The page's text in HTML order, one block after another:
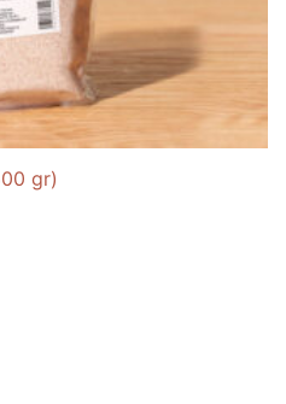
gr)